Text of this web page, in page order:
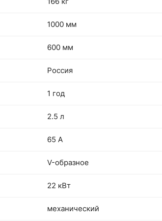
1000 мм
600 мм
Россия
1 год
2.5 л
65 А
V-образное
22 кВт
механический